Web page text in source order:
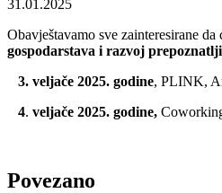
31.01.2025
Obavještavamo sve zainteresirane
gospodarstava i razvoj
3. veljače 2025. godine, PLINK,
4. veljače 2025. godine,
Povezano